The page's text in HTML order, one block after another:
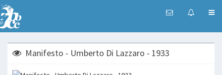
Manifesto - Umberto Di Lazzaro - 1933